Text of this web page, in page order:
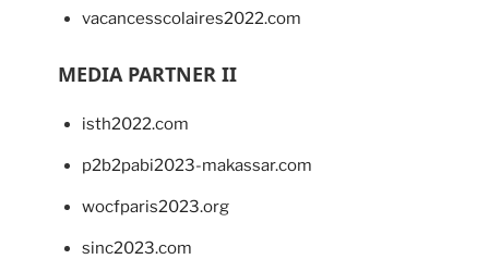
vacancesscolaires2022.com
MEDIA PARTNER II
isth2022.com
p2b2pabi2023-makassar.com
wocfparis2023.org
sinc2023.com